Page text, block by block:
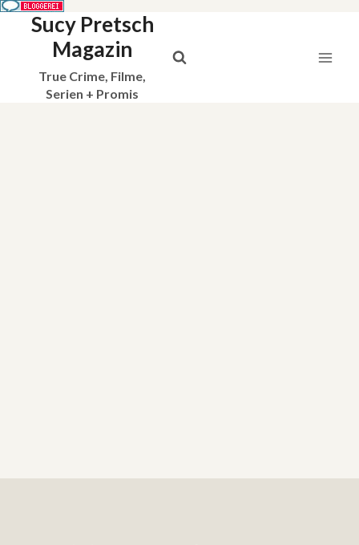
Sucy Pretsch
Magazin
True Crime, Filme,
Serien + Promis